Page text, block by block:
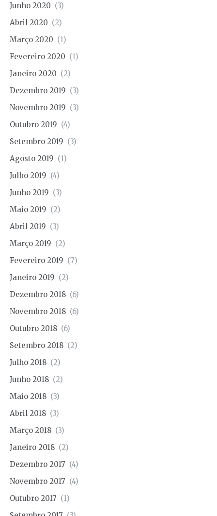
Junho 2020 (3)
Abril 2020 (2)
Março 2020 (1)
Fevereiro 2020 (1)
Janeiro 2020 (2)
Dezembro 2019 (3)
Novembro 2019 (3)
Outubro 2019 (4)
Setembro 2019 (3)
Agosto 2019 (1)
Julho 2019 (4)
Junho 2019 (3)
Maio 2019 (2)
Abril 2019 (3)
Março 2019 (2)
Fevereiro 2019 (7)
Janeiro 2019 (2)
Dezembro 2018 (6)
Novembro 2018 (6)
Outubro 2018 (6)
Setembro 2018 (2)
Julho 2018 (2)
Junho 2018 (2)
Maio 2018 (3)
Abril 2018 (3)
Março 2018 (3)
Janeiro 2018 (2)
Dezembro 2017 (4)
Novembro 2017 (4)
Outubro 2017 (1)